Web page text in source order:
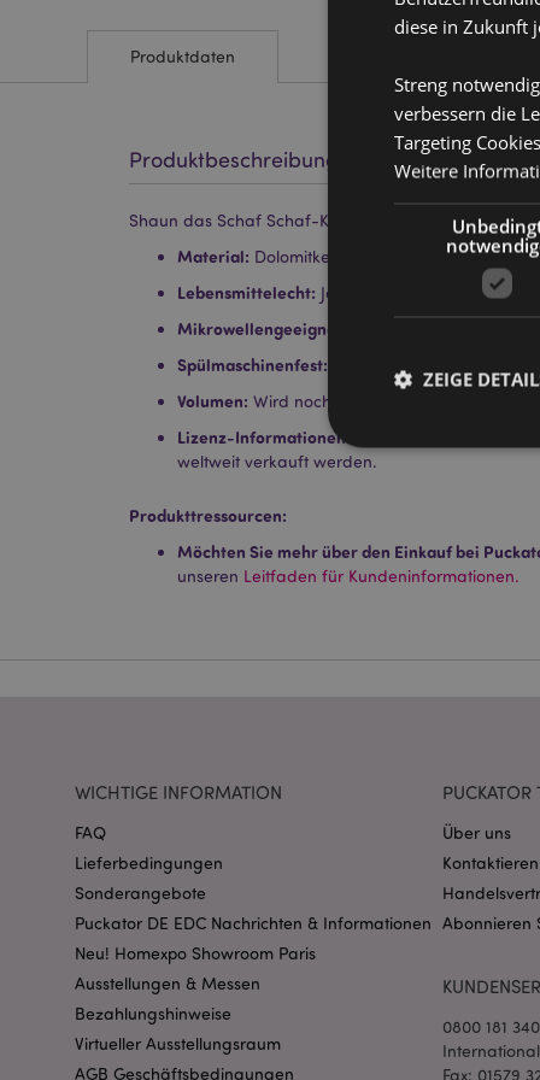
Produktdaten
Produktbeschreibung
Shaun das Schaf Schaf-Keramikbecher
Material: Dolomitkeramik
Lebensmittelecht: Ja
Mikrowellengeeignet:
Spülmaschinenfest:
Volumen: Wird noch bekannt gegeben (TBC)
Lizenz-Informationen:
weltweit verkauft werden.
Produkttressourcen:
Möchten Sie mehr über den Einkauf bei
unseren Leitfaden für Kundeninformationen.
WICHTIGE INFORMATION
FAQ
Lieferbedingungen
Sonderangebote
Puckator DE EDC Nachrichten & Informationen
Neu! Homexpo Showroom Paris
Ausstellungen & Messen
Bezahlungshinweise
Virtueller Ausstellungsraum
AGB Geschäftsbedingungen
PUCKATOR
Über uns
Abonnieren
0800 181
Fax: 01579
diese in Zukunft
Streng
verbessern die
Targeting
Weitere
ZEIGE
Streng-
Ohne unbedingt
PHPSESSID
mage-messages